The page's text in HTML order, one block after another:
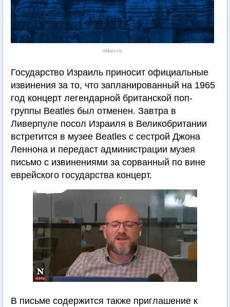
oldies.ru
Государство Израиль приносит официальные
извинения за то, что запланированный на 1965
год концерт легендарной британской поп-
группы Beatles был отменен. Завтра в
Ливерпуле посол Израиля в Великобритании
встретится в музее Beatles с сестрой Джона
Леннона и передаст администрации музея
письмо с извинениями за сорванный по вине
еврейского государства концерт.
В письме содержится также приглашение к